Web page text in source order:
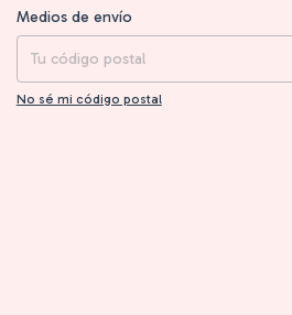
Entregas para el CP:
Medios de envío
No sé mi código postal